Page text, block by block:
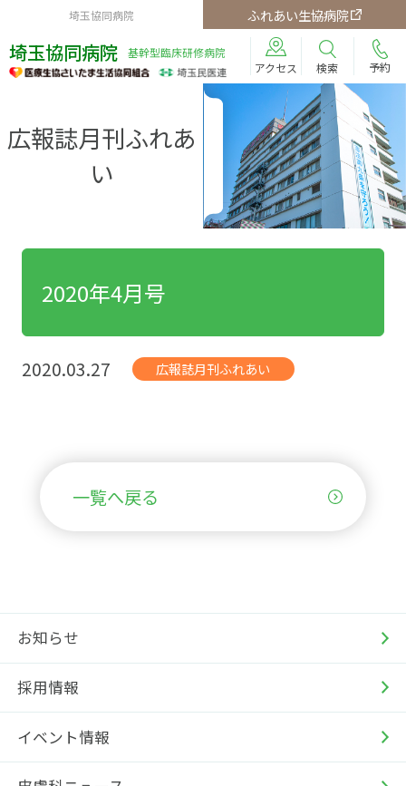
埼玉協同病院 ふれあい生協病院
埼玉協同病院
基幹型臨床研修病院
アクセス
検索 予約
広報誌月刊ふれあ
い
お知らせ
採用情報
イベント情報
2020年4月号
2020.03.27 広報誌月刊ふれあい
一覧へ戻る